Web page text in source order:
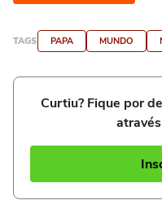
TAGS PAPA MUNDO
Curtiu? Fique por